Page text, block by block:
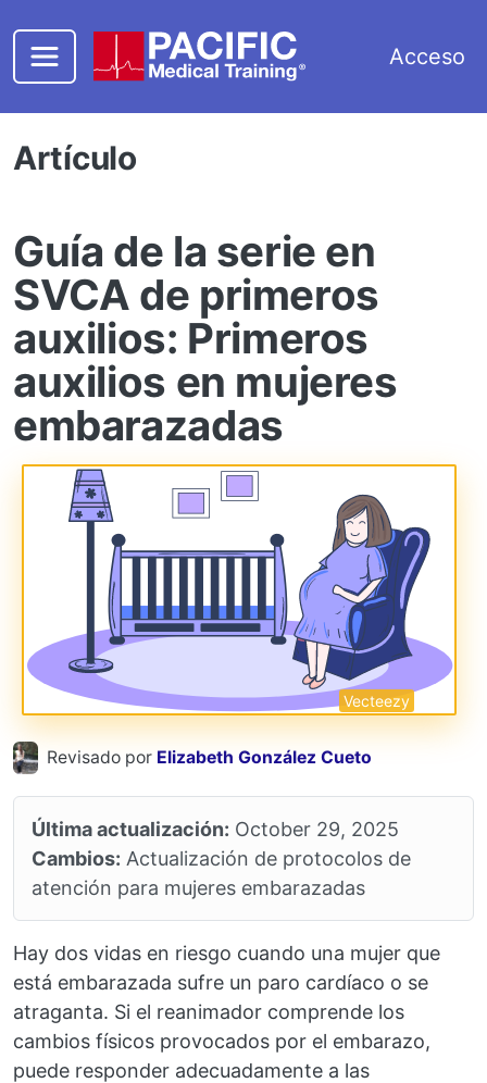
Acceso
Artículo
Guía de la serie en
SVCA de primeros
auxilios: Primeros
auxilios en mujeres
embarazadas
Vecteezy
Revisado por Elizabeth González Cueto
Última actualización: October 29, 2025
Cambios: Actualización de protocolos de
atención para mujeres embarazadas
Hay dos vidas en riesgo cuando una mujer que
está embarazada sufre un paro cardíaco o se
atraganta. Si el reanimador comprende los
cambios físicos provocados por el embarazo,
puede responder adecuadamente a las